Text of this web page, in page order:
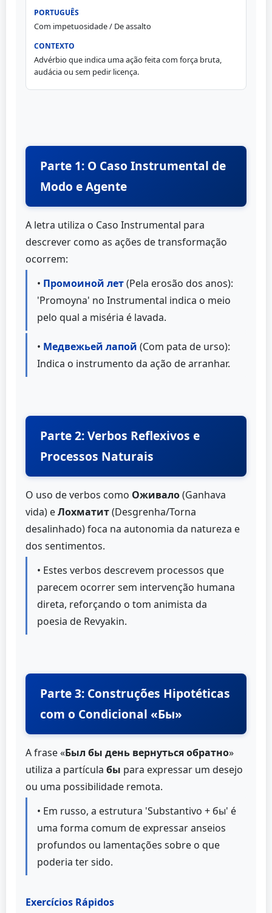
Com impetuosidade / De assalto
Advérbio que indica uma ação feita com força bruta,
audácia ou sem pedir licença.
Parte 1: O Caso Instrumental de
Modo e Agente
A letra utiliza o Caso Instrumental para
descrever como as ações de transformação
ocorrem:
• Промоиной лет(Pela erosão dos anos):
'Promoyna' no Instrumental indica o meio
pelo qual a miséria é lavada.
• Медвежьей лапой (Com pata de urso):
Indica o instrumento da ação de arranhar.
Parte 2: Verbos Reflexivos e
Processos Naturais
O uso de verbos como Оживало(Ganhava
vida) eЛохматит(Desgrenha/Torna
desalinhado) foca na autonomia da natureza e
dos sentimentos.
• Estes verbos descrevem processos que
parecem ocorrer sem intervenção humana
direta, reforçando o tom animista da
poesia de Revyakin.
Parte 3: Construções Hipotéticas
com o Condicional «Бы»
A frase «Был бы день вернуться обратно»
utiliza a partícula бы para expressar um desejo
ou uma possibilidade remota.
• Em russo, a estrutura 'Substantivo + бы' é
uma forma comum de expressar anseios
profundos ou lamentações sobre o que
poderia ter sido.
Exercícios Rápidos